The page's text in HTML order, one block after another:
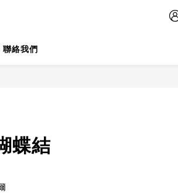
聯絡我們
蝶結